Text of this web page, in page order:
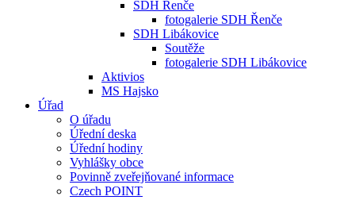
SDH Řenče
fotogalerie SDH Řenče
SDH Libákovice
Soutěže
fotogalerie SDH Libákovice
Aktivios
MS Hajsko
Úřad
O úřadu
Úřední deska
Úřední hodiny
Vyhlášky obce
Povinně zveřejňované informace
Czech POINT